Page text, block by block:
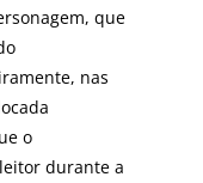
que
nas
o
durante a